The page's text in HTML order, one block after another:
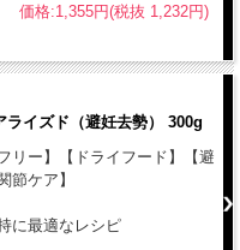
価格:1,355円(税抜 1,232円)
イズド（避妊去勢） 300g
リー】【ドライフード】【避
節ケア】
に最適なレシピ